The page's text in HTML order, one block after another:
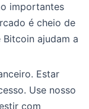
importantes
é cheio de
Bitcoin ajudam a
Estar
Use nosso
com